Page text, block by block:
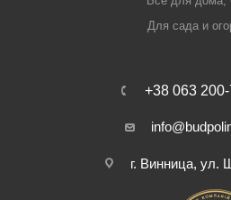
Для сада и
+38 063
г. Винница, ул.